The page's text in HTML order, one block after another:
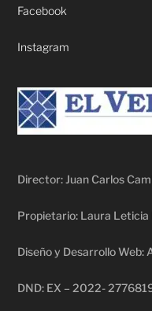
Facebook
Instagram
Director: Juan Carlos
Propietario: Laura Leticia
Diseño y Desarrollo Web:
DND: EX – 2022-